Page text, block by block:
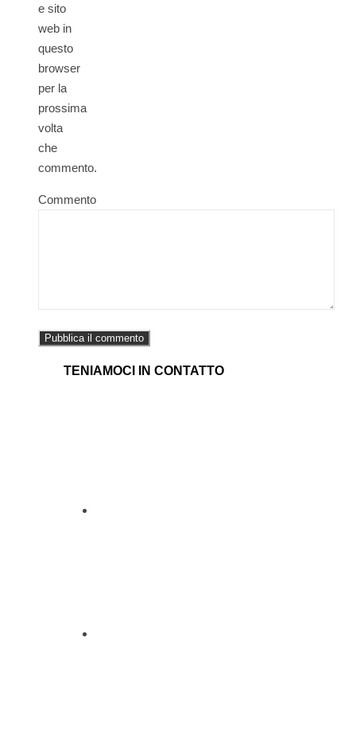
e sito
web in
questo
browser
per la
prossima
volta
che
commento.
Commento
TENIAMOCI IN CONTATTO